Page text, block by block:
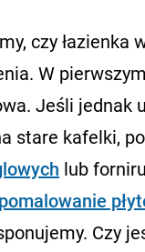
czy
W
Jeśli jednak
stare kafelki,
lub
pomalowanie
Czy